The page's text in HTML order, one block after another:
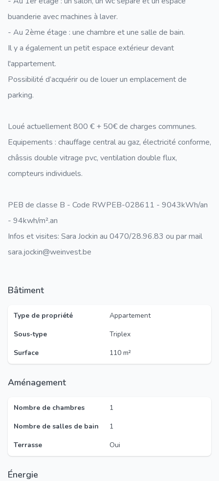
buanderie avec machines à laver.
- Au 2ème étage : une chambre et une salle de bain.
Il y a également un petit espace extérieur devant
l'appartement.
Possibilité d’acquérir ou de louer un emplacement de
parking.
Loué actuellement 800 € + 50€ de charges communes.
Equipements : chauffage central au gaz, électricité conforme,
châssis double vitrage pvc, ventilation double flux,
compteurs individuels.
PEB de classe B - Code RWPEB-028611 - 9043kWh/an
- 94kwh/m².an
Infos et visites: Sara Jockin au 0470/28.96.83 ou par mail
sara.jockin@weinvest.be
Bâtiment
Type de propriété
Appartement
Sous-type
Triplex
Surface
110 m²
Aménagement
Nombre de chambres
1
Nombre de salles de bain
1
Terrasse
Oui
Énergie